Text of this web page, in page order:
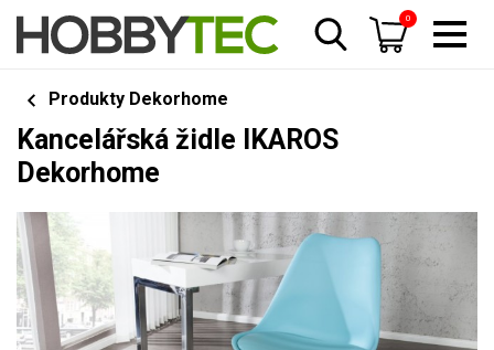
0
Produkty Dekorhome
Kancelářská židle IKAROS
Dekorhome